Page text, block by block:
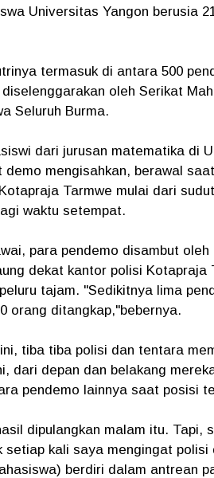
Universitas Yangon berusia
termasuk di antara 500
oleh Serikat
Seluruh Burma.
dari jurusan matematika di
mengisahkan, berawal
Tarmwe mulai dari
waktu setempat.
para pendemo disambut
dekat kantor polisi Kotapraja
tajam. "Sedikitnya lima
orang ditangkap,"bebernya.
tiba tiba polisi dan tentara
dari depan dan belakang
pendemo lainnya saat posisi
dipulangkan malam itu. Tapi,
setiap kali saya mengingat
berdiri dalam antrean